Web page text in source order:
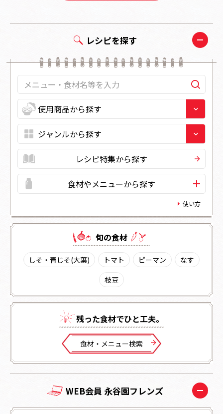
レシピを探す
レシピ特集から探す
食材やメニューから探す
使い方
旬の⾷材
しそ・青じそ(大葉) トマト ピーマン
なす
枝豆
残った⾷材でひと⼯夫。
⾷材・メニュー検索
WEB会員 永谷園フレンズ